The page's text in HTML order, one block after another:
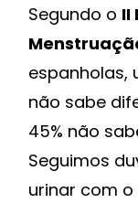
Segundo o II
espanholas,
não sabe
45% não
Seguimos
urinar com